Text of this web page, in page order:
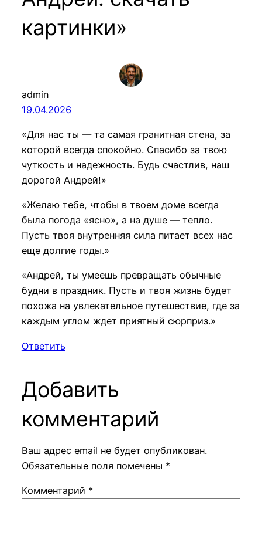
картинки»
admin
19.04.2026
«Для нас ты — та самая гранитная стена, за
которой всегда спокойно. Спасибо за твою
чуткость и надежность. Будь счастлив, наш
дорогой Андрей!»
«Желаю тебе, чтобы в твоем доме всегда
была погода «ясно», а на душе — тепло.
Пусть твоя внутренняя сила питает всех нас
еще долгие годы.»
«Андрей, ты умеешь превращать обычные
будни в праздник. Пусть и твоя жизнь будет
похожа на увлекательное путешествие, где за
каждым углом ждет приятный сюрприз.»
Ответить
Добавить
комментарий
Ваш адрес email не будет опубликован.
Обязательные поля помечены *
Комментарий *